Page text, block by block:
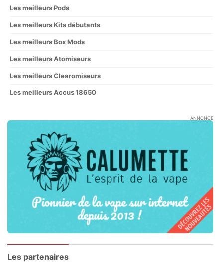
Les meilleurs Pods
Les meilleurs Kits débutants
Les meilleurs Box Mods
Les meilleurs Atomiseurs
Les meilleurs Clearomiseurs
Les meilleurs Accus 18650
ANNONCE
Les partenaires